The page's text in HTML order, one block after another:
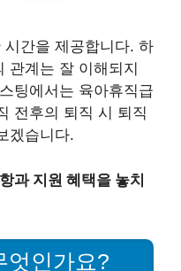
간을 제공합니다. 하
관계는 잘 이해되지
팅에서는 육아휴직급
전후의 퇴직 시 퇴직
겠습니다.
과 지원 혜택을 놓치
엇인가요?